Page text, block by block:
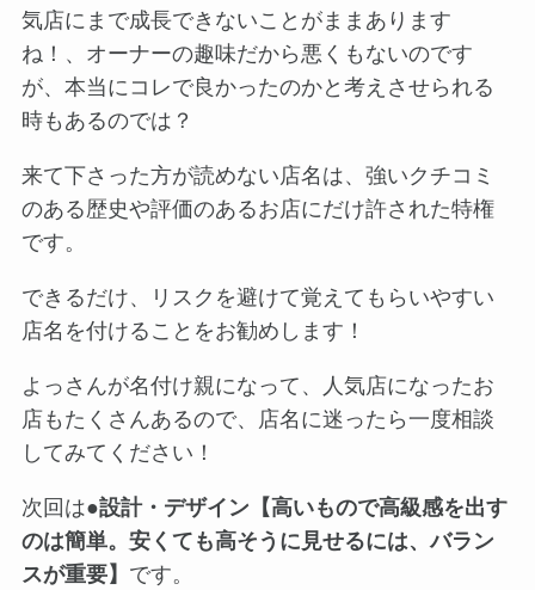
気店にまで成長できないことがままあります
ね！、オーナーの趣味だから悪くもないのです
が、本当にコレで良かったのかと考えさせられる
時もあるのでは？
来て下さった方が読めない店名は、強いクチコミ
のある歴史や評価のあるお店にだけ許された特権
です。
できるだけ、リスクを避けて覚えてもらいやすい
店名を付けることをお勧めします！
よっさんが名付け親になって、人気店になったお
店もたくさんあるので、店名に迷ったら一度相談
してみてください！
次回は●設計・デザイン【高いもので高級感を出す
のは簡単。安くても高そうに見せるには、バラン
スが重要】 です。